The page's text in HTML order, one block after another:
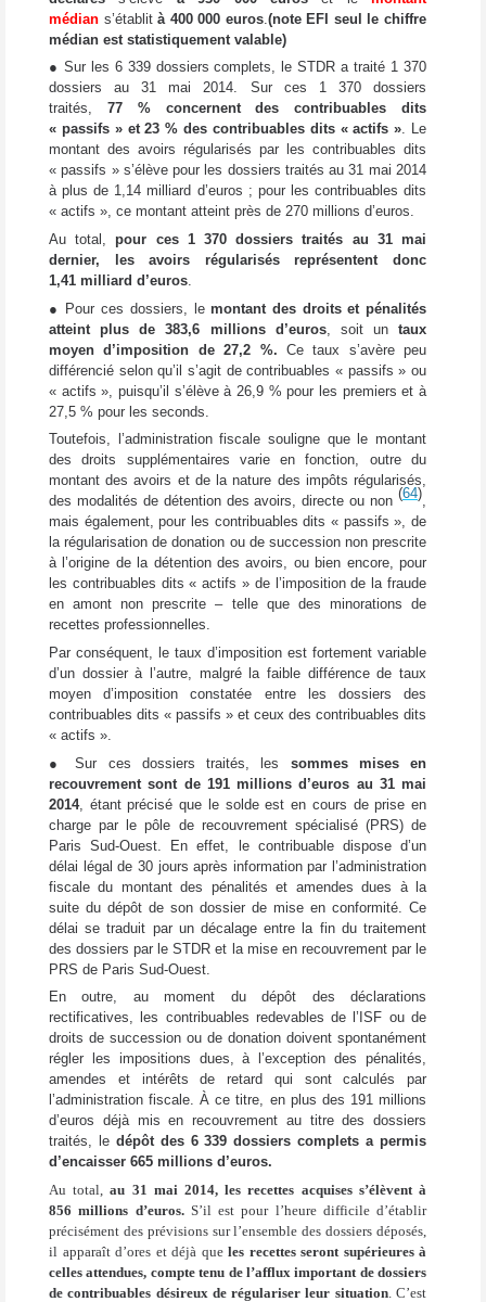
médian s’établit à 400 000 euros. (note EFI seul le chiffre
médian est statistiquement valable)
● Sur les 6 339 dossiers complets, le STDR a traité 1 370
dossiers au 31 mai 2014. Sur ces 1 370 dossiers
traités,
77 % concernent des contribuables dits
« passifs » et 23 % des contribuables dits « actifs ». Le
montant des avoirs régularisés par les contribuables dits
« passifs » s’élève pour les dossiers traités au 31 mai 2014
à plus de 1,14 milliard d’euros ; pour les contribuables dits
« actifs », ce montant atteint près de 270 millions d’euros.
Au total,
pour ces 1 370 dossiers traités au 31 mai
dernier,
les avoirs régularisés représentent donc
1,41 milliard d’euros
● Pour ces dossiers, le montant des droits et pénalités
atteint plus de 383,6 millions d’euros, soit un
taux
moyen d’imposition de 27,2 %. Ce taux s’avère peu
différencié selon qu’il s’agit de contribuables « passifs » ou
« actifs », puisqu’il s’élève à 26,9 % pour les premiers et à
27,5 % pour les seconds.
Toutefois, l’administration fiscale souligne que le montant
des droits supplémentaires varie en fonction, outre du
montant des avoirs et de la nature des impôts régularisés,
des modalités de détention des avoirs, directe ou non (64),
mais également, pour les contribuables dits « passifs », de
la régularisation de donation ou de succession non prescrite
à l’origine de la détention des avoirs, ou bien encore, pour
les contribuables dits « actifs » de l’imposition de la fraude
en amont non prescrite – telle que des minorations de
recettes professionnelles.
Par conséquent, le taux d’imposition est fortement variable
d’un dossier à l’autre, malgré la faible différence de taux
moyen d’imposition constatée entre les dossiers des
contribuables dits « passifs » et ceux des contribuables dits
« actifs ».
● Sur ces dossiers traités, les
sommes mises en
recouvrement sont de 191 millions d’euros au 31 mai
2014, étant précisé que le solde est en cours de prise en
charge par le pôle de recouvrement spécialisé (PRS) de
Paris Sud-Ouest. En effet, le contribuable dispose d’un
délai légal de 30 jours après information par l’administration
fiscale du montant des pénalités et amendes dues à la
suite du dépôt de son dossier de mise en conformité. Ce
délai se traduit par un décalage entre la fin du traitement
des dossiers par le STDR et la mise en recouvrement par le
PRS de Paris Sud-Ouest.
En outre, au moment du dépôt des déclarations
rectificatives, les contribuables redevables de l’ISF ou de
droits de succession ou de donation doivent spontanément
régler les impositions dues, à l’exception des pénalités,
amendes et intérêts de retard qui sont calculés par
l’administration fiscale. À ce titre, en plus des 191 millions
d’euros déjà mis en recouvrement au titre des dossiers
traités, le dépôt des 6 339 dossiers complets a permis
d’encaisser 665 millions d’euros.
Au total,
au 31 mai 2014, les recettes acquises s’élèvent à
856 millions d’euros. S’il est pour l’heure difficile d’établir
précisément des prévisions sur l’ensemble des dossiers déposés,
il apparaît d’ores et déjà que les recettes seront supérieures à
celles attendues, compte tenu de l’afflux important de dossiers
de contribuables désireux de régulariser leur situation. C’est